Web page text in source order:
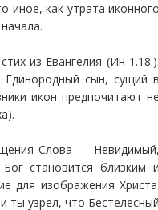
иное, как утрата
из Евангелия (Ин
Единородный сын, сущий
икон предпочитают
Слова —
становится близким
для изображения
ты узрел, что